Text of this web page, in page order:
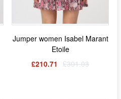
Jumper women Isabel Marant
Etoile
£210.71 £301.03